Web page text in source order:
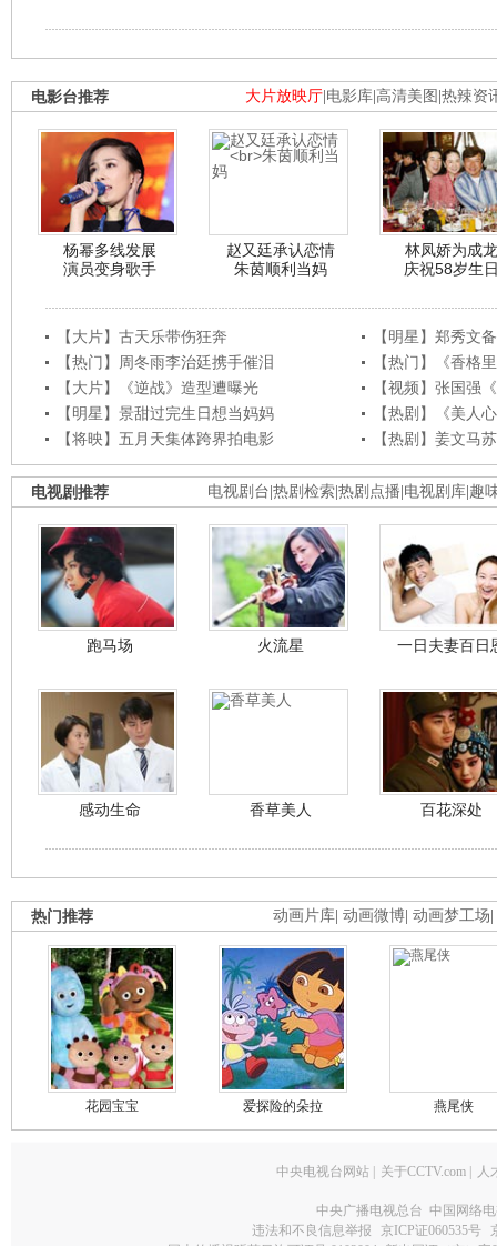
大片放映厅 电影库 高清美图 热辣资
电影台推荐
杨幂多线发展
演员变身歌手
赵又廷承认恋情
朱茵顺利当妈
林凤娇为成龙
庆祝58岁生
【大片】古天乐带伤狂奔
【明星】郑秀文
【热门】周冬雨李治廷携手催泪
【热门】《香格
【大片】《逆战》造型遭曝光
【视频】张国强
【明星】景甜过完生日想当妈妈
【热剧】《美人
【将映】五月天集体跨界拍电影
【热剧】姜文马
电视剧台 热剧检索 热剧点播 电视剧库 趣
电视剧推荐
跑马场 火流星 一日夫妻百日
感动生命 香草美人 百花深处
动画片库 动画微博 动画梦工场
热门推荐
花园宝宝 爱探险的朵拉 燕尾侠
中央电视台网站 关于CCTV.com 人
中央广播电视总台 中国网络
违法和不良信息举报
京ICP证060535号